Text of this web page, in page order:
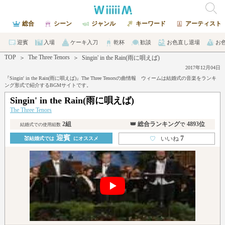
総合 シーン ジャンル キーワード アーティスト
迎賓 入場 ケーキ入刀 乾杯 歓談 お色直し退場 お
TOP ＞ The Three Tenors ＞ Singin' in the Rain(雨に唄えば)
2017年12月04日
『Singin' in the Rain(雨に唄えば)』The Three Tenorsの曲情報 ウィームは結婚式の音楽をランキ
ング形式で紹介するBGMサイトです。
Singin' in the Rain(雨に唄えば)
The Three Tenors
結婚式での使用組数2組 👑 総合ランキングで 4893位
💒結婚式では迎賓 にオススメ ♡ いいね7